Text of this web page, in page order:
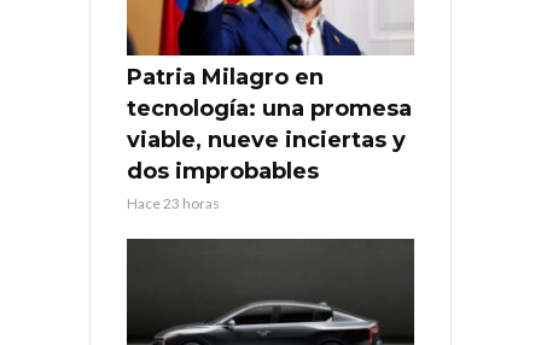
Patria Milagro en
tecnología: una promesa
viable, nueve inciertas y
dos improbables
Hace 23 horas